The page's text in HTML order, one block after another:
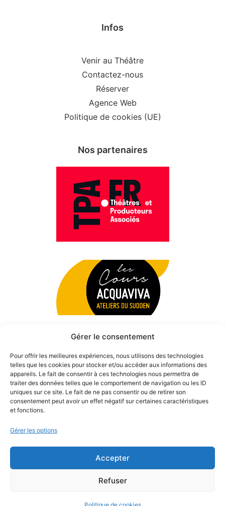
Gérer le consentement
Pour offrir les meilleures expériences, nous utilisons des technologies
telles que les cookies pour stocker et/ou accéder aux informations des
appareils. Le fait de consentir à ces technologies nous permettra de
traiter des données telles que le comportement de navigation ou les ID
uniques sur ce site. Le fait de ne pas consentir ou de retirer son
consentement peut avoir un effet négatif sur certaines caractéristiques
et fonctions.
Gérer les options
Accepter
Refuser
Infos
Venir au Théâtre
Contactez-nous
Réserver
Agence Web
Politique de cookies (UE)
Nos partenaires
© 2026 Théâtre des Béliers Parisiens. | Tous droits réservés.